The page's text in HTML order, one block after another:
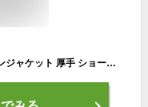
中綿ジャケット おしゃれ レディース ダウンジャケット 厚手 ショート丈 着痩せ 中綿コート 20代 30代 40代 女性 ダウンコート 通学 通勤 レディースファッション 韓国風 オーバーコート M L XL 大きいサイズ コート カーキ ホワイト ブルー 冬服 暖かい 冬コーデ ジャケット